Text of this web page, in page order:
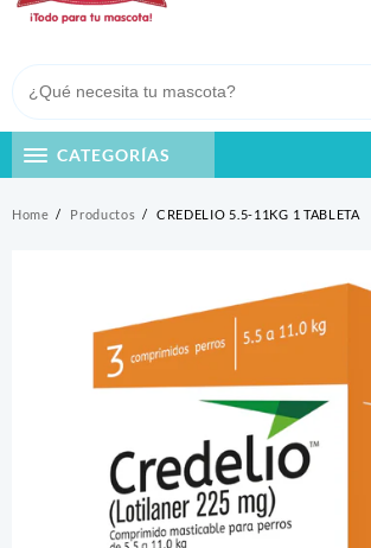
CATEGORÍAS
Home Productos CREDELIO 5.5-11KG 1 TABLETA